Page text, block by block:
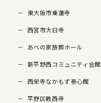
東大阪市乗蓮寺
西宮市大日寺
あべの家族葬ホール
新平野西コミュニティ会館
西栄寺なかもず泰心館
平野区教西寺